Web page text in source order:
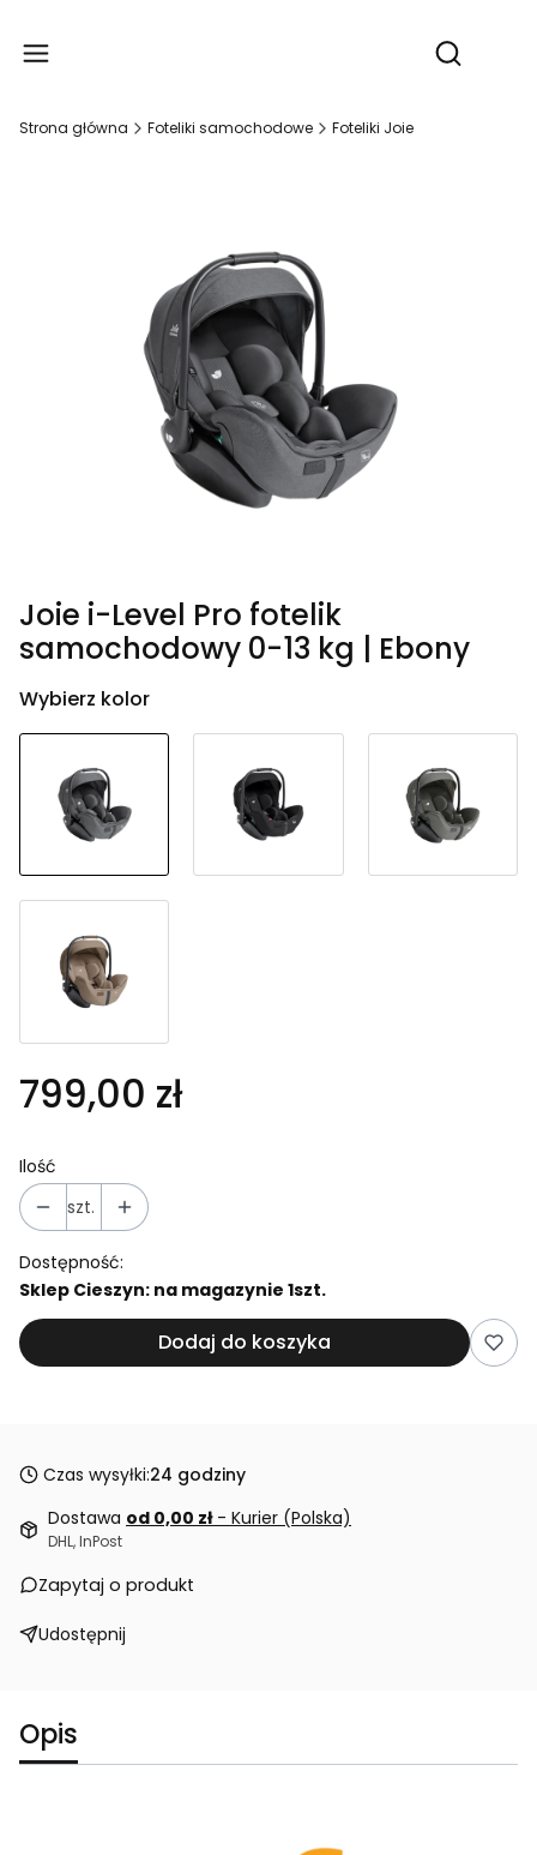
Otwórz
Strona główna Foteliki samochodowe Foteliki Joie
Joie i-Level Pro fotelik
samochodowy 0-13 kg | Ebony
Wybierz kolor
799,00 zł
Ilość
szt.
Dostępność:
Sklep Cieszyn: na magazynie 1szt.
Dodaj do koszyka
Czas wysyłki:24 godziny
Dostawa od 0,00 zł - Kurier (Polska)
DHL, InPost
Zapytaj o produkt
Udostępnij
Opis